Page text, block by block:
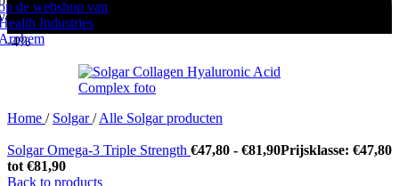
-4%
Home / Solgar/ Alle Solgar producten
Solgar Omega-3 Triple Strength €47,80 - €81,90Prijsklasse: €47,80
tot €81,90
Back to products